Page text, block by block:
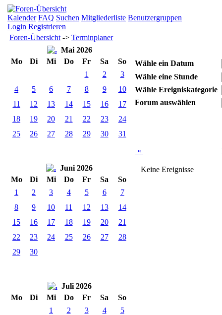
Kalender FAQ Suchen Mitgliederliste Benutzergruppen
Login Registrieren
Foren-Übersicht -> Terminplaner
Mai 2026
Mo
Di Mi Do Fr Sa
So
1
2
3
4
5 6 7 8 9
10
11
12 13 14 15 16
17
18
19 20 21 22 23
24
25
26 27 28 29 30 31
Juni 2026
Mo
Di Mi Do Fr Sa
So
1
2 3 4 5 6
7
8
9 10 11 12 13
14
15
16 17 18 19 20
21
22
23 24 25 26 27
28
29
30
Juli 2026
Mo
Di Mi Do Fr Sa
So
1
2 3 4
5
Wähle ein Datum
Wähle eine Stunde
Wähle Ereigniskategorie
Forum auswählen
«
Keine Ereignisse